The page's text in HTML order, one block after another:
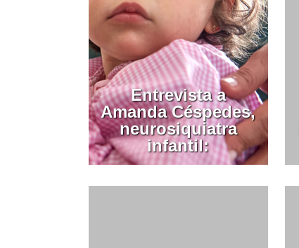
Entrevista a
Amanda Céspedes,
neurosiquiatra
infantil: